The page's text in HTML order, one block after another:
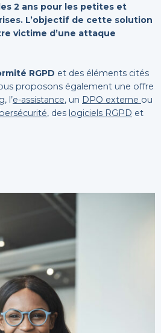
2 ans pour les petites et
L’objectif de cette solution
victime d’une attaque
RGPD et des éléments cités
proposons également une offre
, l’e-assistance, un DPO externe ou
, des logiciels RGPD et